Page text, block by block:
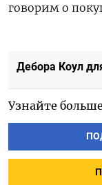
говорим о
Дебора Коул
Узнайте